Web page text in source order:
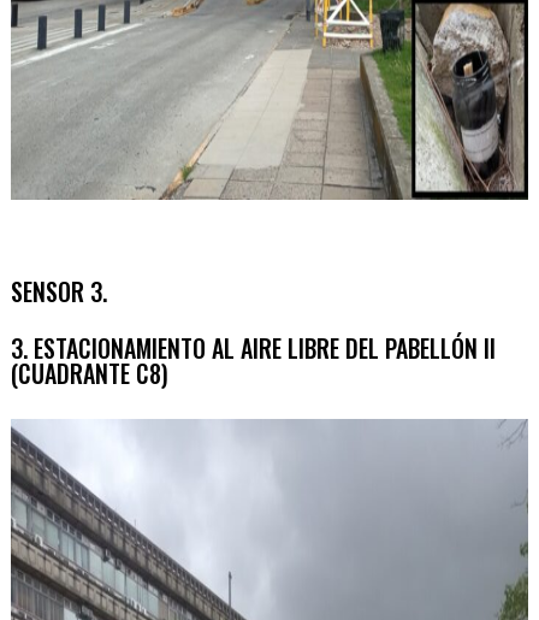
SENSOR 3.
3. ESTACIONAMIENTO AL AIRE LIBRE DEL PABELLÓN II
(CUADRANTE C8)